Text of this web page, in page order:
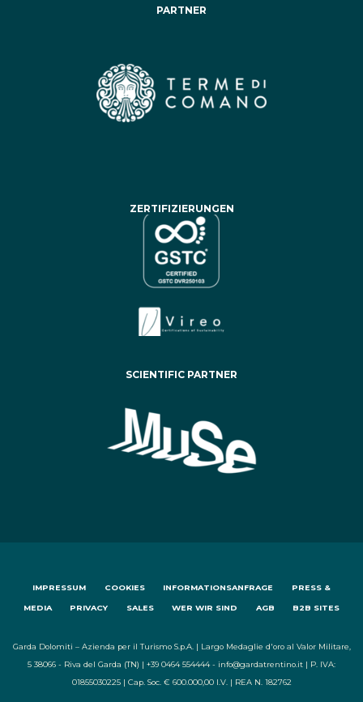
PARTNER
ZERTIFIZIERUNGEN
SCIENTIFIC PARTNER
IMPRESSUM COOKIES INFORMATIONSANFRAGE PRESS &
MEDIA PRIVACY SALES WER WIR SIND AGB B2B SITES
Garda Dolomiti – Azienda per il Turismo S.p.A. | Largo Medaglie d'oro al Valor Militare,
5 38066 - Riva del Garda (TN) | +39 0464 554444 - info@gardatrentino.it | P. IVA:
01855030225 | Cap. Soc. € 600.000,00 I.V. | REA N. 182762